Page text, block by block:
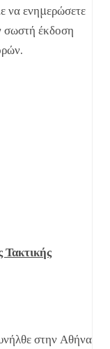
ενημερώσετε
σωστή έκδοση
στην Αθήνα